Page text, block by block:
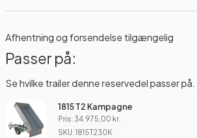
Afhentning og forsendelse tilgængelig
Passer på:
Se hvilke trailer denne reservedel passer på.
1815 T2 Kampagne
Pris: 34.975,00 kr.
SKU: 1815T230K